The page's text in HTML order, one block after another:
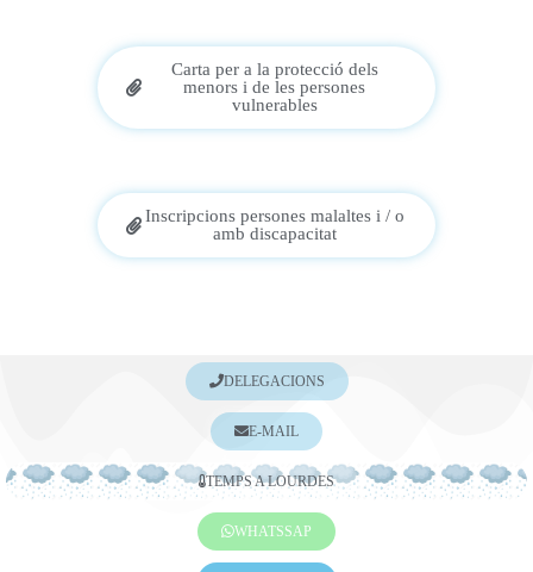
Carta per a la protecció dels
menors i de les persones
vulnerables
Inscripcions persones malaltes i / o
amb discapacitat
DELEGACIONS
E-MAIL
TEMPS A LOURDES
WHATSSAP